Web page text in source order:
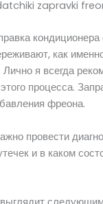
как
я всегда
процесса.
фреона.
провести
и в каком